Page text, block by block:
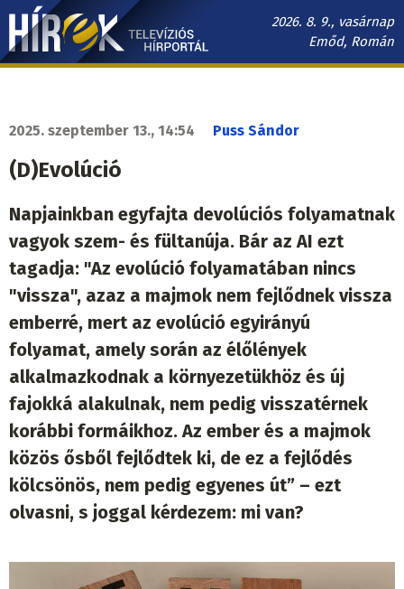
Ugrás
tartalomra
2026. 8. 9., vasárnap
Emőd, Román
Hírek.sk
2025. szeptember 13., 14:54 Puss Sándor
(D)Evolúció
Napjainkban egyfajta devolúciós folyamatnak
vagyok szem- és fültanúja. Bár az AI ezt
tagadja: "Az evolúció folyamatában nincs
"vissza", azaz a majmok nem fejlődnek vissza
emberré, mert az evolúció egyirányú
folyamat, amely során az élőlények
alkalmazkodnak a környezetükhöz és új
fajokká alakulnak, nem pedig visszatérnek
korábbi formáikhoz. Az ember és a majmok
közös ősből fejlődtek ki, de ez a fejlődés
kölcsönös, nem pedig egyenes út” – ezt
olvasni, s joggal kérdezem: mi van?